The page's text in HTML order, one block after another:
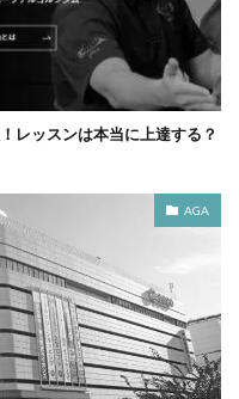
レッスンは本当に上達する？
AGA